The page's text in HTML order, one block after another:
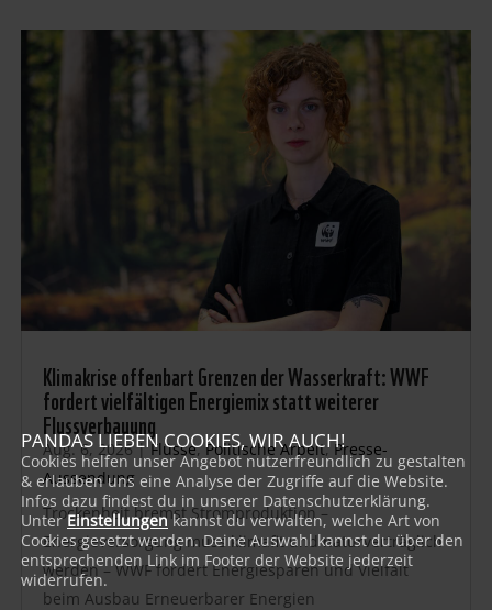
Klimakrise offenbart Grenzen der Wasserkraft: WWF
fordert vielfältigen Energiemix statt weiterer
Flussverbauung
Aug. 6, 2026|Flüsse,Politische Arbeit, Presse-
Aussendung
Trockenheit bremst Stromproduktion –
Energieversorgung muss klimafit und naturverträglich
werden – WWF fordert Energiesparen und Vielfalt
beim Ausbau Erneuerbarer Energien
PANDAS LIEBEN COOKIES, WIR AUCH!
Cookies helfen unser Angebot nutzerfreundlich zu gestalten
& erlauben uns eine Analyse der Zugriffe auf die Website.
Infos dazu findest du in unserer Datenschutzerklärung.
UnterEinstellungen kannst du verwalten, welche Art von
Cookies gesetzt werden. Deine Auswahl kannst du über den
entsprechenden Link im Footer der Website jederzeit
widerrufen.